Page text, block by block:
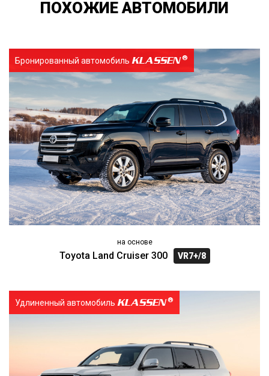
ПОХОЖИЕ АВТОМОБИЛИ
Бронированный автомобиль KLASSEN
на основе
Toyota Land Cruiser 300 VR7+/8
Удлиненный автомобиль KLASSEN